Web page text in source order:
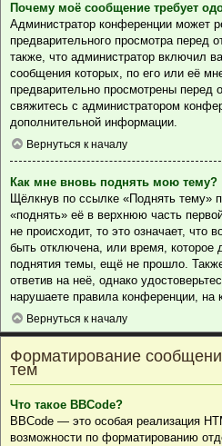
Почему моё сообщение требует
Администратор конференции может
предварительного просмотра перед
также, что администратор включил
сообщения которых, по его или её
предварительно просмотрены перед
свяжитесь с администратором
дополнительной информации.
Вернуться к началу
Как мне вновь поднять мою тему?
Щёлкнув по ссылке «Поднять тему»
«поднять» её в верхнюю часть
не происходит, то это означает, что
быть отключена, или время, которое
поднятия темы, ещё не прошло.
ответив на неё, однако
нарушаете правила конференции, на
Вернуться к началу
Форматирование
тем
Что такое BBCode?
BBCode — это особая реализация
возможности по форматированию